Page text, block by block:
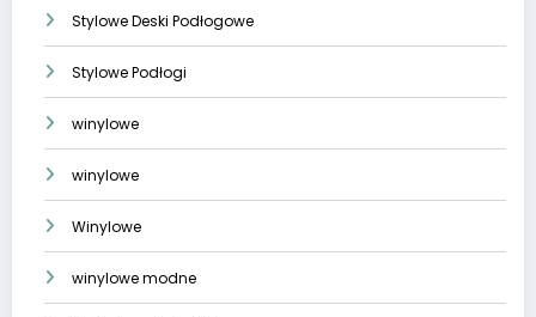
Stylowe Deski Podłogowe
Stylowe Podłogi
winylowe
winylowe
Winylowe
winylowe modne